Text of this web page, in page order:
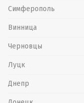
Симферополь
Винница
Черновцы
Луцк
Днепр